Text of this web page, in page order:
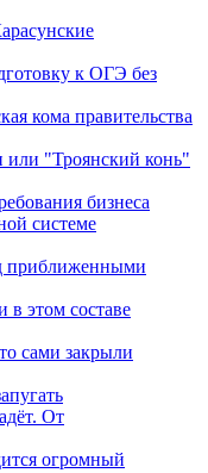
к ОГЭ без
кома правительства
"Троянский конь"
бизнеса
системе
приближенными
этом составе
сами закрыли
От
огромный